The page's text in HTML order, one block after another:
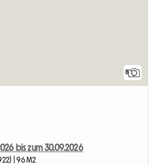
8
bis zum 30.09.2026
| 96 M2